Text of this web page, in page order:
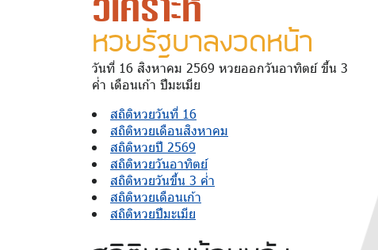
วิเคราะห์
หวยรัฐบาลงวดหน้า
วันที่ 16 สิงหาคม 2569 หวยออกวันอาทิตย์ ขึ้น 3
ค่ำ เดือนเก้า ปีมะเมีย
สถิติหวยวันที่ 16
สถิติหวยเดือนสิงหาคม
สถิติหวยปี 2569
สถิติหวยวันอาทิตย์
สถิติหวยวันขึ้น 3 ค่ำ
สถิติหวยเดือนเก้า
สถิติหวยปีมะเมีย